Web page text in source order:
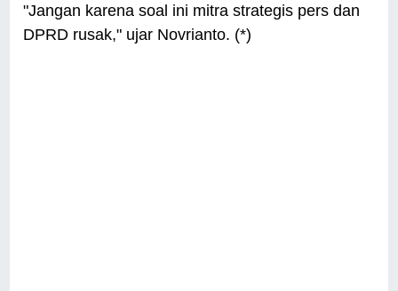
"Jangan karena soal ini mitra strategis pers dan
DPRD rusak," ujar Novrianto. (*)